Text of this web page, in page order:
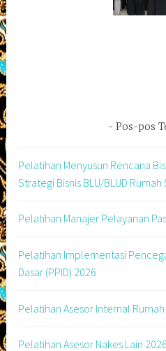
Pos-pos
Pelatihan Menyusun Rencana
Strategi Bisnis BLU/BLUD Rumah
Pelatihan Manajer Pelayanan
Pelatihan Implementasi
Dasar (PPID) 2026
Pelatihan Asesor Internal
Pelatihan Asesor Nakes Lain 2026